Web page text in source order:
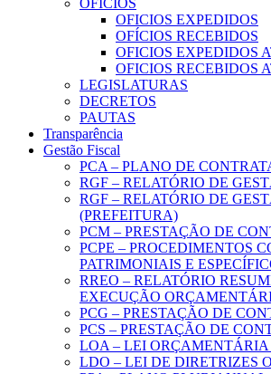
OFICIOS
OFICIOS EXPEDIDOS
OFÍCIOS RECEBIDOS
OFICIOS EXPEDIDOS
OFICIOS RECEBIDOS
LEGISLATURAS
DECRETOS
PAUTAS
Transparência
Gestão Fiscal
PCA – PLANO DE
RGF – RELATÓRIO DE
RGF – RELATÓRIO DE
(PREFEITURA)
PCM – PRESTAÇÃO DE
PCPE – PROCEDIMENTOS
PATRIMONIAIS E
RREO – RELATÓRIO
EXECUÇÃO
PCG – PRESTAÇÃO DE
PCS – PRESTAÇÃO DE
LOA – LEI
LDO – LEI DE DIRETRIZES